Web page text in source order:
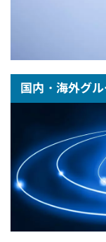
国内・海外グ